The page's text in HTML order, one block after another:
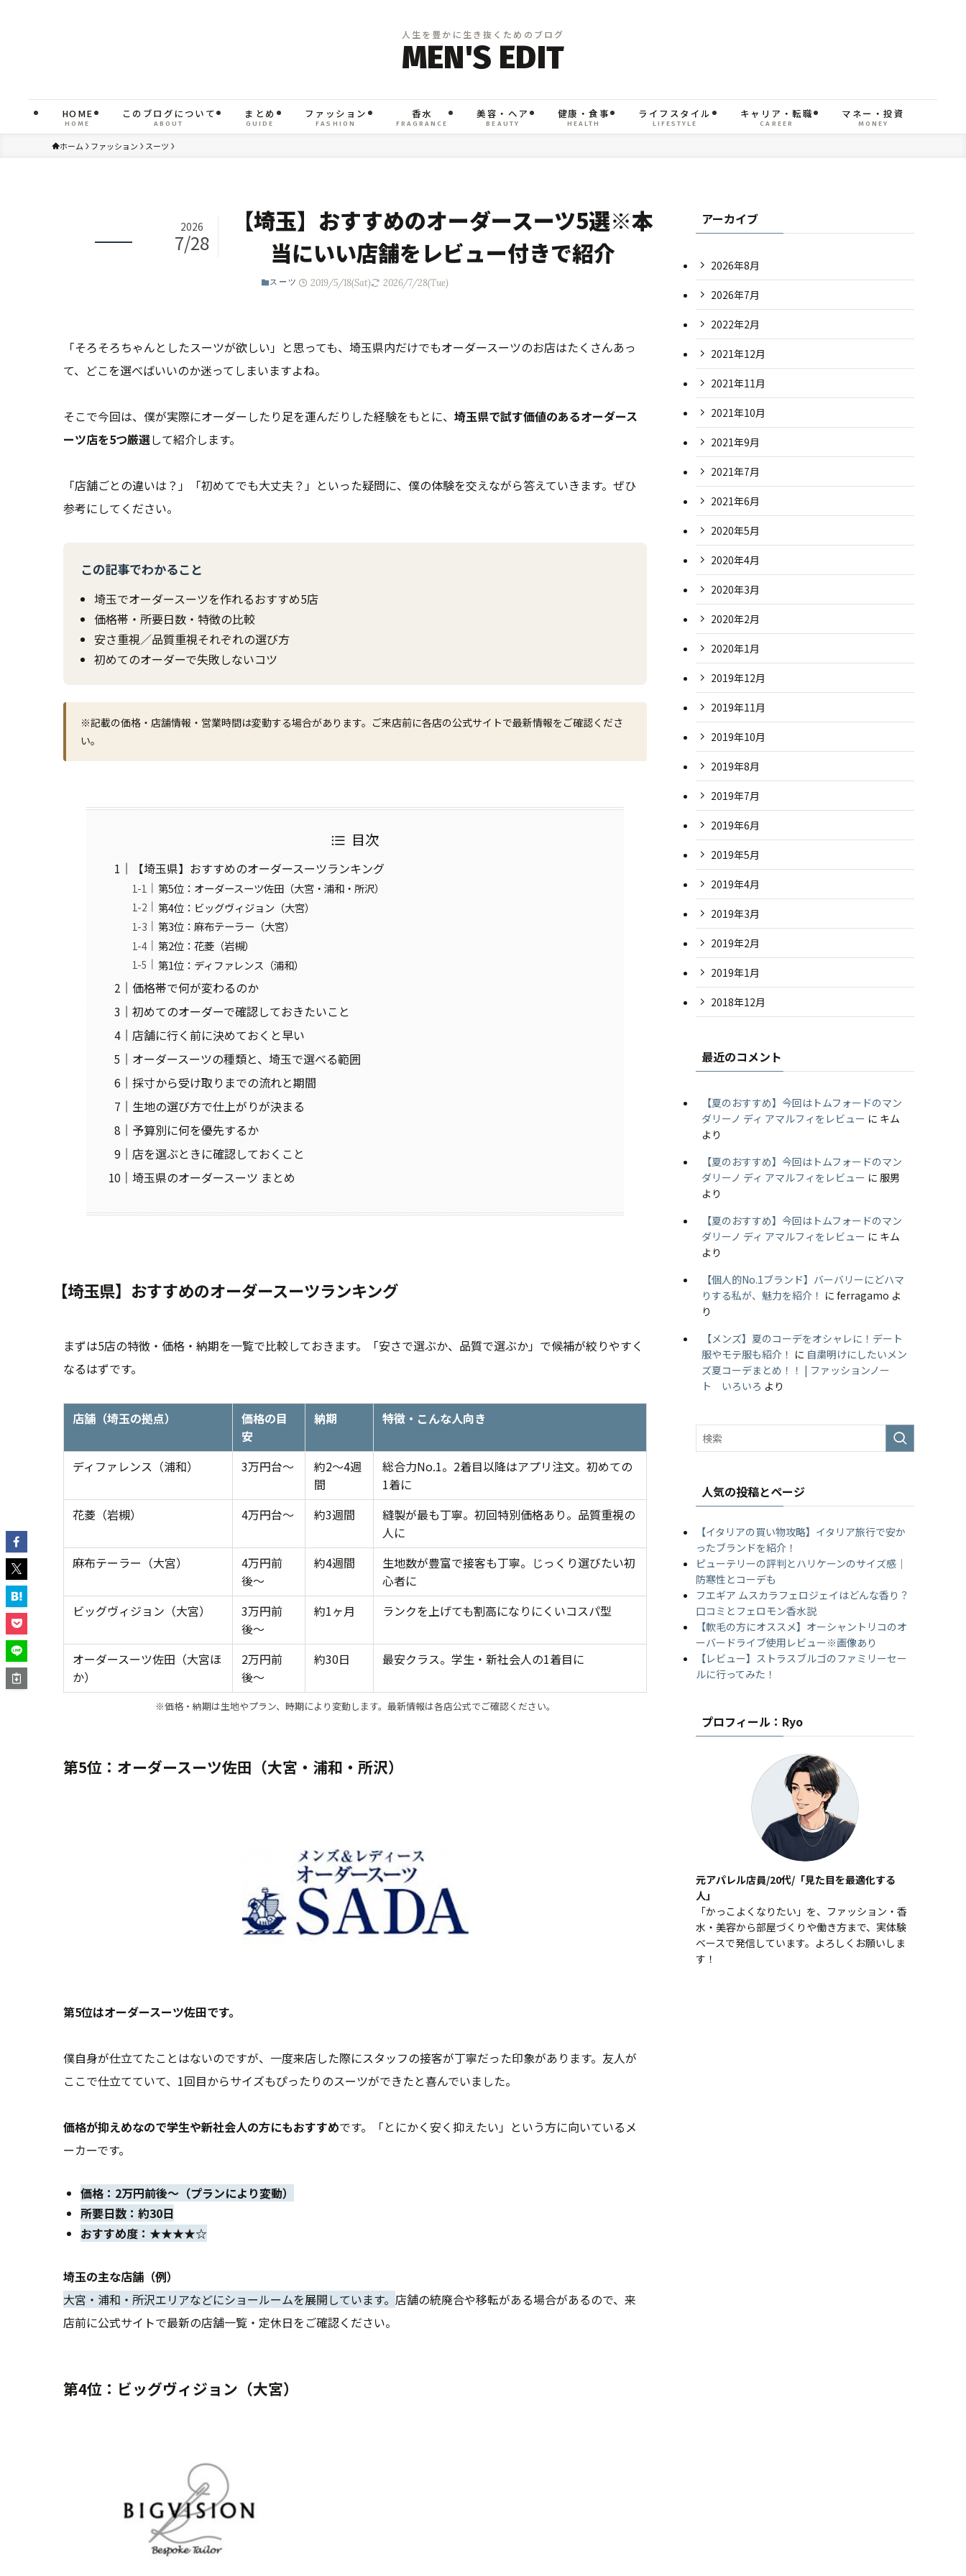
HOME
HOME
このブログについて
ABOUT
まとめ
GUIDE
ファッション
FASHION
香水
FRAGRANCE
美容・ヘア
BEAUTY
健康・食事
HEALTH
ライフスタイル
LIFESTYLE
キャリア・転職
CAREER
マネー・投資
MONEY
ホーム ファッション スーツ
【埼玉】おすすめのオーダースーツ5選※本
当にいい店舗をレビュー付きで紹介
2026
7/28
スーツ 2019/5/18(Sat) 2026/7/28(Tue)
「そろそろちゃんとしたスーツが欲しい」と思っても、埼玉県内だけでもオーダースーツのお店はたくさんあっ
て、どこを選べばいいのか迷ってしまいますよね。
そこで今回は、僕が実際にオーダーしたり足を運んだりした経験をもとに、 埼玉県で試す価値のあるオーダース
ーツ店を5つ厳選して紹介します。
「店舗ごとの違いは？」「初めてでも大丈夫？」といった疑問に、僕の体験を交えながら答えていきます。ぜひ
参考にしてください。
この記事でわかること
埼玉でオーダースーツを作れるおすすめ5店
価格帯・所要日数・特徴の比較
安さ重視／品質重視それぞれの選び方
初めてのオーダーで失敗しないコツ
※記載の価格・店舗情報・営業時間は変動する場合があります。ご来店前に各店の公式サイトで最新情報をご確認くださ
い。
目次
【埼玉県】おすすめのオーダースーツランキング
第5位：オーダースーツ佐田（大宮・浦和・所沢）
第4位：ビッグヴィジョン（大宮）
第3位：麻布テーラー（大宮）
第2位：花菱（岩槻）
第1位：ディファレンス（浦和）
価格帯で何が変わるのか
初めてのオーダーで確認しておきたいこと
店舗に行く前に決めておくと早い
オーダースーツの種類と、埼玉で選べる範囲
採寸から受け取りまでの流れと期間
生地の選び方で仕上がりが決まる
予算別に何を優先するか
店を選ぶときに確認しておくこと
埼玉県のオーダースーツ まとめ
【埼玉県】おすすめのオーダースーツランキング
まずは5店の特徴・価格・納期を一覧で比較しておきます。「安さで選ぶか、品質で選ぶか」で候補が絞りやすく
なるはずです。
店舗（埼玉の拠点）
価格の目
安
納期 特徴・こんな人向き
ディファレンス（浦和） 3万円台〜
約2〜4週
間
総合力No.1。2着目以降はアプリ注文。初めての
1着に
花菱（岩槻）
4万円台〜 約3週間
縫製が最も丁寧。初回特別価格あり。品質重視の
人に
麻布テーラー（大宮）
4万円前
後〜
約4週間
生地数が豊富で接客も丁寧。じっくり選びたい初
心者に
ビッグヴィジョン（大宮）
3万円前
後〜
約1ヶ月 ランクを上げても割高になりにくいコスパ型
オーダースーツ佐田（大宮ほ
か）
2万円前
後〜
約30日 最安クラス。学生・新社会人の1着目に
※価格・納期は生地やプラン、時期により変動します。最新情報は各店公式でご確認ください。
第5位：オーダースーツ佐田（大宮・浦和・所沢）
第5位はオーダースーツ佐田です。
僕自身が仕立てたことはないのですが、一度来店した際にスタッフの接客が丁寧だった印象があります。友人が
ここで仕立てていて、1回目からサイズもぴったりのスーツができたと喜んでいました。
価格が抑えめなので学生や新社会人の方にもおすすめです。「とにかく安く抑えたい」という方に向いているメ
ーカーです。
価格：2万円前後〜（プランにより変動）
所要日数：約30日
おすすめ度：★★★★☆
埼玉の主な店舗（例）
大宮・浦和・所沢エリアなどにショールームを展開しています。 店舗の統廃合や移転がある場合があるので、来
店前に公式サイトで最新の店舗一覧・定休日をご確認ください。
第4位：ビッグヴィジョン（大宮）
アーカイブ
2026年8月
2026年7月
2022年2月
2021年12月
2021年11月
2021年10月
2021年9月
2021年7月
2021年6月
2020年5月
2020年4月
2020年3月
2020年2月
2020年1月
2019年12月
2019年11月
2019年10月
2019年8月
2019年7月
2019年6月
2019年5月
2019年4月
2019年3月
2019年2月
2019年1月
2018年12月
最近のコメント
【夏のおすすめ】今回はトムフォードのマン
ダリーノ ディ アマルフィをレビュー に キム
より
【夏のおすすめ】今回はトムフォードのマン
ダリーノ ディ アマルフィをレビュー に 服男
より
【夏のおすすめ】今回はトムフォードのマン
ダリーノ ディ アマルフィをレビュー に キム
より
【個人的No.1ブランド】バーバリーにどハマ
りする私が、魅力を紹介！ に ferragamo よ
り
【メンズ】夏のコーデをオシャレに！デート
服やモテ服も紹介！ に 自粛明けにしたいメン
ズ夏コーデまとめ！！ | ファッションノー
ト いろいろ より
人気の投稿とページ
【イタリアの買い物攻略】イタリア旅行で安か
ったブランドを紹介！
ピューテリーの評判とハリケーンのサイズ感｜
防寒性とコーデも
フエギア ムスカラフェロジェイはどんな香り？
口コミとフェロモン香水説
【軟毛の方にオススメ】オーシャントリコのオ
ーバードライブ使用レビュー※画像あり
【レビュー】ストラスブルゴのファミリーセー
ルに行ってみた！
プロフィール：Ryo
元アパレル店員/20代/「見た目を最適化する
人」
「かっこよくなりたい」を、ファッション・香
水・美容から部屋づくりや働き方まで、実体験
ベースで発信しています。よろしくお願いしま
す！